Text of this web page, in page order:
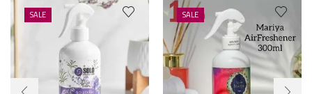
SALE
SALE